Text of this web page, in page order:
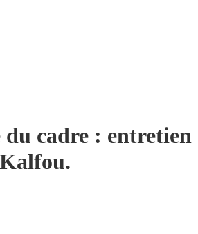
du cadre : entretien
Kalfou.